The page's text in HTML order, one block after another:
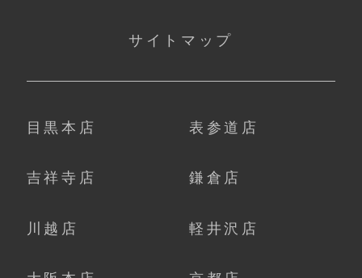
サイトマップ
目黒本店 表参道店
吉祥寺店 鎌倉店
川越店 軽井沢店